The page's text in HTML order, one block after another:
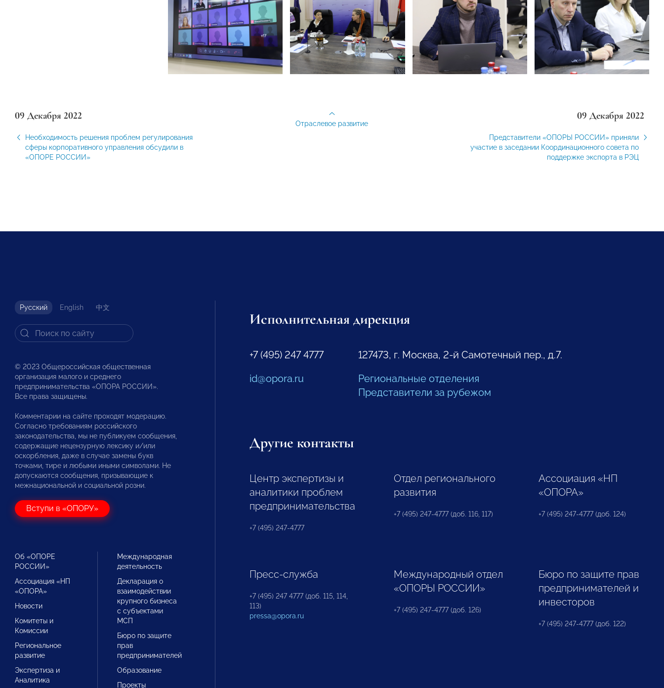
09 Декабря 2022
Необходимость решения проблем регулирования
сферы корпоративного управления обсудили в
«ОПОРЕ РОССИИ»
09 Декабря 2022
Представители «ОПОРЫ РОССИИ» приняли
участие в заседании Координационного совета по
поддержке экспорта в РЭЦ
Отраслевое развитие
Русский English 中文
© 2023 Общероссийская общественная
организация малого и среднего
предпринимательства «ОПОРА РОССИИ».
Все права защищены.
Комментарии на сайте проходят модерацию.
Согласно требованиям российского
законодательства, мы не публикуем сообщения,
содержащие нецензурную лексику и/или
оскорбления, даже в случае замены букв
точками, тире и любыми иными символами. Не
допускаются сообщения, призывающие к
межнациональной и социальной розни.
Вступи в «ОПОРУ»
Об «ОПОРЕ
РОССИИ»
Ассоциация «НП
«ОПОРА»
Новости
Комитеты и
Комиссии
Региональное
развитие
Экспертиза и
Аналитика
Международная
деятельность
Декларация о
взаимодействии
крупного бизнеса
с субъектами
МСП
Бюро по защите
прав
предпринимателей
Образование
Проекты
Исполнительная дирекция
+7 (495) 247 4777
id@opora.ru
127473, г. Москва, 2-й Самотечный пер., д.7.
Региональные отделения
Представители за рубежом
Другие контакты
Центр экспертизы и
аналитики проблем
предпринимательства
+7 (495) 247-4777
Отдел регионального
развития
+7 (495) 247-4777 (доб. 116, 117)
Ассоциация «НП
«ОПОРА»
+7 (495) 247-4777 (доб. 124)
Пресс-служба
+7 (495) 247 4777 (доб. 115, 114,
113)
pressa@opora.ru
Международный отдел
«ОПОРЫ РОССИИ»
+7 (495) 247-4777 (доб. 126)
Бюро по защите прав
предпринимателей и
инвесторов
+7 (495) 247-4777 (доб. 122)